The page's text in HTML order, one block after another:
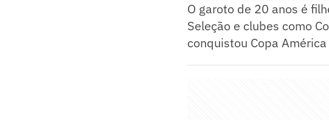
O garoto de 20 anos é
Seleção e clubes como
conquistou Copa